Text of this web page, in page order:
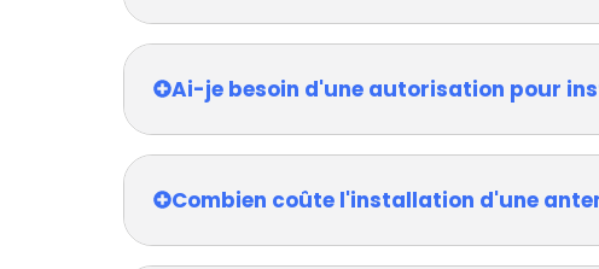
Ai-je besoin d'une autorisation pour
Combien coûte l'installation d'une